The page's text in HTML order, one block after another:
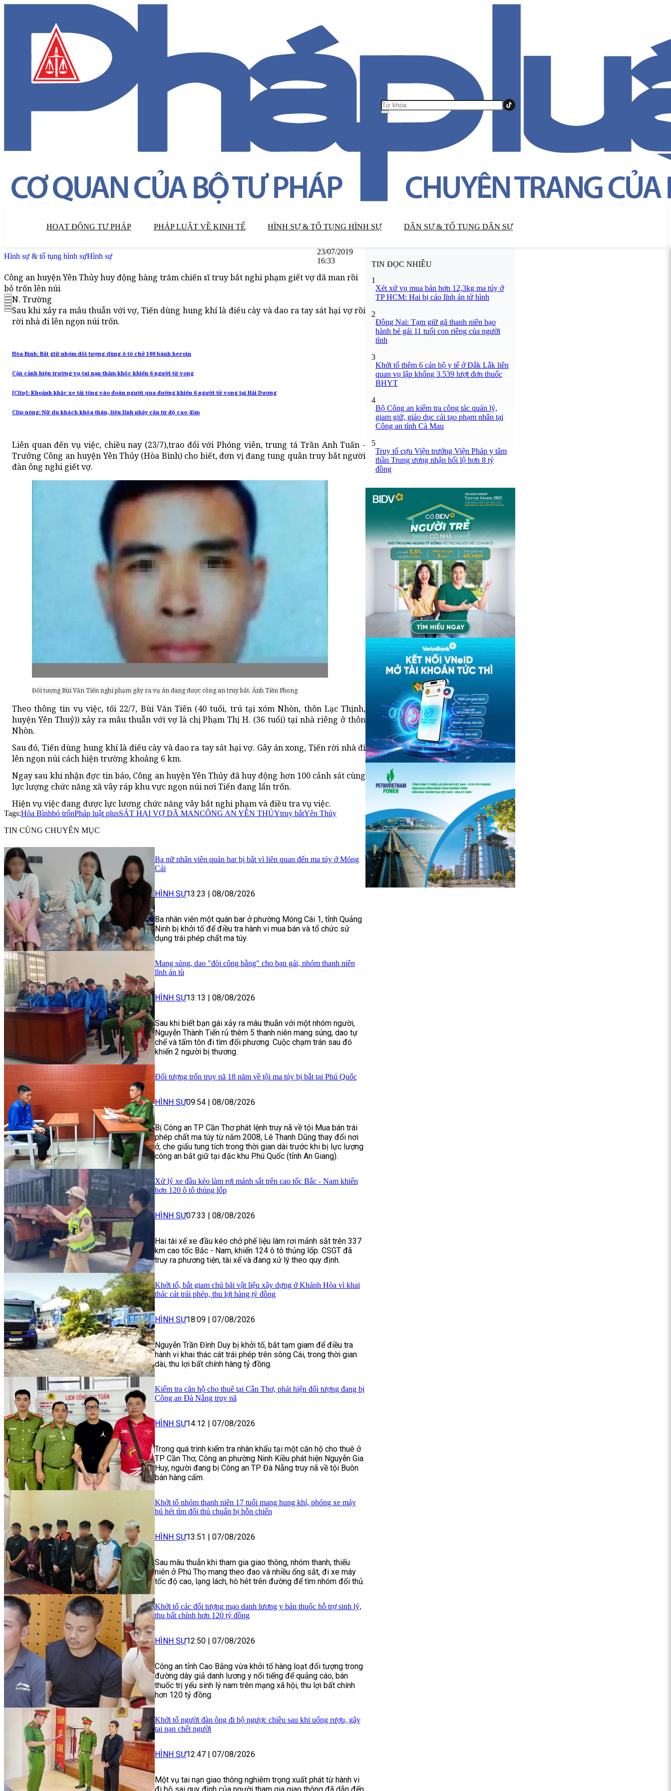
HOẠT ĐỘNG TƯ PHÁP PHÁP LUẬT VỀ KINH TẾ HÌNH SỰ & TỐ TỤNG HÌNH SỰ DÂN SỰ & TỐ TỤNG DÂN SỰ
Hình sự & tố tụng hình sựHình sự
23/07/2019
16:33
Công an huyện Yên Thủy huy động hàng trăm chiến sĩ truy bắt nghi phạm giết vợ dã man rồi
bỏ trốn lên núi
N. Trường
Sau khi xảy ra mâu thuẫn với vợ, Tiến dùng hung khí là điếu cày và dao ra tay sát hại vợ rồi
rời nhà đi lên ngọn núi trốn.
Hòa Bình: Bắt giữ nhóm đối tượng dùng ô tô chở 100 bánh heroin
Cận cảnh hiện trường vụ tai nạn thảm khốc khiến 6 người tử vong
[Clip]: Khoảnh khắc xe tải tông vào đoàn người qua đường khiến 6 người tử vong tại Hải Dương
Clip nóng: Nữ du khách khỏa thân, liều lĩnh nhảy cầu từ độ cao 45m
Liên quan đến vụ việc, chiều nay (23/7),trao đổi với Phóng viên, trung tá Trần Anh Tuấn -
Trưởng Công an huyện Yên Thủy (Hòa Bình) cho biết, đơn vị đang tung quân truy bắt người
đàn ông nghi giết vợ.
Đối tượng Bùi Văn Tiến nghi phạm gây ra vụ án đang được công an truy bắt. Ảnh Tiền Phong
Theo thông tin vụ việc, tối 22/7, Bùi Văn Tiến (40 tuổi, trú tại xóm Nhòn, thôn Lạc Thịnh,
huyện Yên Thuỷ)) xảy ra mâu thuẫn với vợ là chị Phạm Thị H. (36 tuổi) tại nhà riêng ở thôn
Nhòn.
Sau đó, Tiến dùng hung khí là điếu cày và dao ra tay sát hại vợ. Gây án xong, Tiến rời nhà đi
lên ngọn núi cách hiện trường khoảng 6 km.
Ngay sau khi nhận đợc tin báo, Công an huyện Yên Thủy đã huy động hơn 100 cảnh sát cùng
lực lượng chức năng xã vây ráp khu vực ngọn núi nơi Tiến đang lẩn trốn.
Hiện vụ việc đang được lực lương chức năng vây bắt nghi phạm và điều tra vụ việc.
Tags:Hòa Bìnhbỏ trốnPháp luật plusSÁT HẠI VỢ DÃ MANCÔNG AN YÊN THỦYtruy bắtYên Thủy
TIN CÙNG CHUYÊN MỤC
Ba nữ nhân viên quán bar bị bắt vì liên quan đến ma túy ở Móng
Cái
HÌNH SỰ13:23 | 08/08/2026
Ba nhân viên một quán bar ở phường Móng Cái 1, tỉnh Quảng
Ninh bị khởi tố để điều tra hành vi mua bán và tổ chức sử
dụng trái phép chất ma túy.
Mang súng, dao "đòi công bằng" cho bạn gái, nhóm thanh niên
lĩnh án tù
HÌNH SỰ13:13 | 08/08/2026
Sau khi biết bạn gái xảy ra mâu thuẫn với một nhóm người,
Nguyễn Thành Tiến rủ thêm 5 thanh niên mang súng, dao tự
chế và tấm tôn đi tìm đối phương. Cuộc chạm trán sau đó
khiến 2 người bị thương.
Đối tượng trốn truy nã 18 năm về tội ma túy bị bắt tại Phú Quốc
HÌNH SỰ09:54 | 08/08/2026
Bị Công an TP Cần Thơ phát lệnh truy nã về tội Mua bán trái
phép chất ma túy từ năm 2008, Lê Thanh Dũng thay đổi nơi
ở, che giấu tung tích trong thời gian dài trước khi bị lực lượng
công an bắt giữ tại đặc khu Phú Quốc (tỉnh An Giang).
Xử lý xe đầu kéo làm rơi mảnh sắt trên cao tốc Bắc - Nam khiến
hơn 120 ô tô thủng lốp
HÌNH SỰ07:33 | 08/08/2026
Hai tài xế xe đầu kéo chở phế liệu làm rơi mảnh sắt trên 337
km cao tốc Bắc - Nam, khiến 124 ô tô thủng lốp. CSGT đã
truy ra phương tiện, tài xế và đang xử lý theo quy định.
Khởi tố, bắt giam chủ bãi vật liệu xây dựng ở Khánh Hòa vì khai
thác cát trái phép, thu lợi hàng tỷ đồng
HÌNH SỰ18:09 | 07/08/2026
Nguyễn Trần Đình Duy bị khởi tố, bắt tạm giam để điều tra
hành vi khai thác cát trái phép trên sông Cái, trong thời gian
dài, thu lợi bất chính hàng tỷ đồng.
Kiểm tra căn hộ cho thuê tại Cần Thơ, phát hiện đối tượng đang bị
Công an Đà Nẵng truy nã
HÌNH SỰ14:12 | 07/08/2026
Trong quá trình kiểm tra nhân khẩu tại một căn hộ cho thuê ở
TP Cần Thơ, Công an phường Ninh Kiều phát hiện Nguyễn Gia
Huy, người đang bị Công an TP Đà Nẵng truy nã về tội Buôn
bán hàng cấm.
Khởi tố nhóm thanh niên 17 tuổi mang hung khí, phóng xe máy
hú hét tìm đối thủ chuẩn bị hỗn chiến
HÌNH SỰ13:51 | 07/08/2026
Sau mâu thuẫn khi tham gia giao thông, nhóm thanh, thiếu
niên ở Phú Thọ mang theo đao và nhiều ống sắt, đi xe máy
tốc độ cao, lạng lách, hò hét trên đường để tìm nhóm đối thủ.
Khởi tố các đối tượng mạo danh lương y bán thuốc hỗ trợ sinh lý,
thu bất chính hơn 120 tỷ đồng
HÌNH SỰ12:50 | 07/08/2026
Công an tỉnh Cao Bằng vừa khởi tố hàng loạt đối tượng trong
đường dây giả danh lương y nổi tiếng để quảng cáo, bán
thuốc trị yếu sinh lý nam trên mạng xã hội, thu lợi bất chính
hơn 120 tỷ đồng.
Khởi tố người đàn ông đi bộ ngược chiều sau khi uống rượu, gây
tai nạn chết người
HÌNH SỰ12:47 | 07/08/2026
Một vụ tai nạn giao thông nghiêm trọng xuất phát từ hành vi
TIN ĐỌC NHIỀU
1
Xét xử vụ mua bán hơn 12,3kg ma túy ở
TP HCM: Hai bị cáo lĩnh án tử hình
2
Đồng Nai: Tạm giữ gã thanh niên bạo
hành bé gái 11 tuổi con riêng của người
tình
3
Khởi tố thêm 6 cán bộ y tế ở Đắk Lắk liên
quan vụ lập khống 3.539 lượt đơn thuốc
BHYT
4
Bộ Công an kiểm tra công tác quản lý,
giam giữ, giáo dục cải tạo phạm nhân tại
Công an tỉnh Cà Mau
5
Truy tố cựu Viện trưởng Viện Pháp y tâm
thần Trung ương nhận hối lộ hơn 8 tỷ
đồng